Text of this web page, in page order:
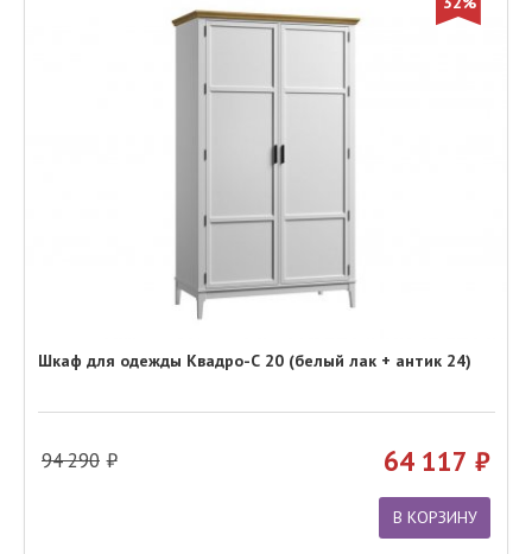
Шкаф для одежды Квадро-С 20 (белый лак + антик 24)
94 290 64 117
В КОРЗИНУ